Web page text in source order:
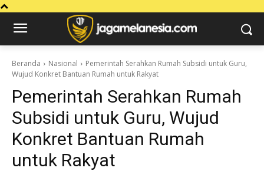
Beranda Nasional
Pemerintah Serahkan Rumah Subsidi untuk Guru,
Wujud Konkret Bantuan Rumah untuk Rakyat
Pemerintah Serahkan Rumah
Subsidi untuk Guru, Wujud
Konkret Bantuan Rumah
untuk Rakyat